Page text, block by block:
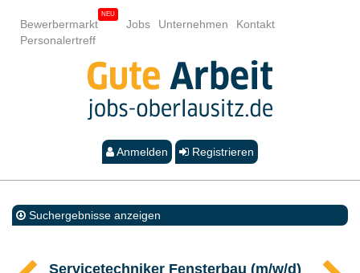
Bewerbermarkt Jobs Unternehmen
Kontakt
Personalertreff
Anmelden Registrieren
Suchergebnisse anzeigen
Servicetechniker Fensterbau (m/w/d)